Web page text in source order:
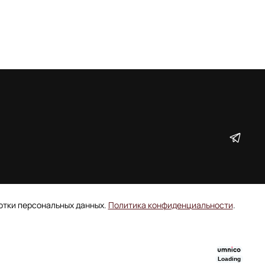
персональных данных. Политика конфиденциальности.
Loading